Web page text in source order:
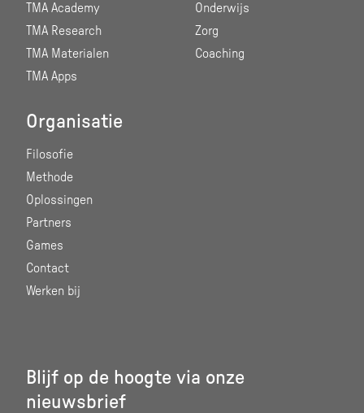
TMA Academy
TMA Research
TMA Materialen
TMA Apps
Onderwijs
Zorg
Coaching
Organisatie
Filosofie
Methode
Oplossingen
Partners
Games
Contact
Werken bij
Blijf op de hoogte via onze
nieuwsbrief